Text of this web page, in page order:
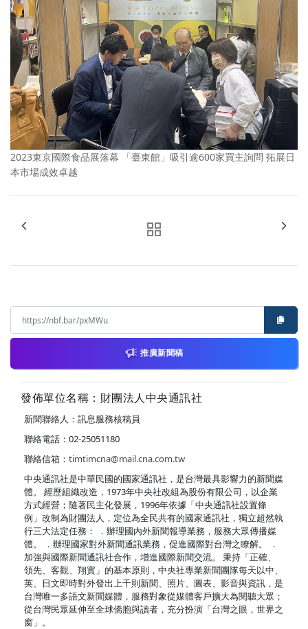
2023東京國際食品展落幕 「臺東館」吸引逾600家買主詢問 拓展日
本市場成效卓越
推廣新聞稿
發佈單位名稱：財團法人中央通訊社
新聞聯絡人：訊息服務核稿員
聯絡電話：02-25051180
聯絡信箱： timtimcna@mail.cna.com.tw
中央通訊社是中華民國的國家通訊社，是台灣最具影響力的新聞媒
體。 經歷組織改造，1973年中央社改組為股份有限公司，以企業
方式經營；隨著民主化發展，1996年依據「中央通訊社設置條
例」改制為財團法人，定位為全民共有的國家通訊社，獨立超然執
行三大法定任務： ．辦理國內外新聞報導業務，服務大眾傳播媒
體。 ．辦理國家對外新聞通訊業務，促進國際對台灣之瞭解。 ．
加強與國際新聞通訊社合作，增進國際新聞交流。 秉持「正確、
領先、客觀、翔實」的基本原則，中央社專業新聞團隊每天以中、
英、日文即時對外發出上千則新聞、照片、圖表、影音與資訊，是
台灣唯一多語文新聞媒體，服務對象從媒體客戶擴大為閱聽大眾；
從台灣民眾延伸至全球僑胞與讀者，充分扮演「台灣之眼，世界之
窗」。